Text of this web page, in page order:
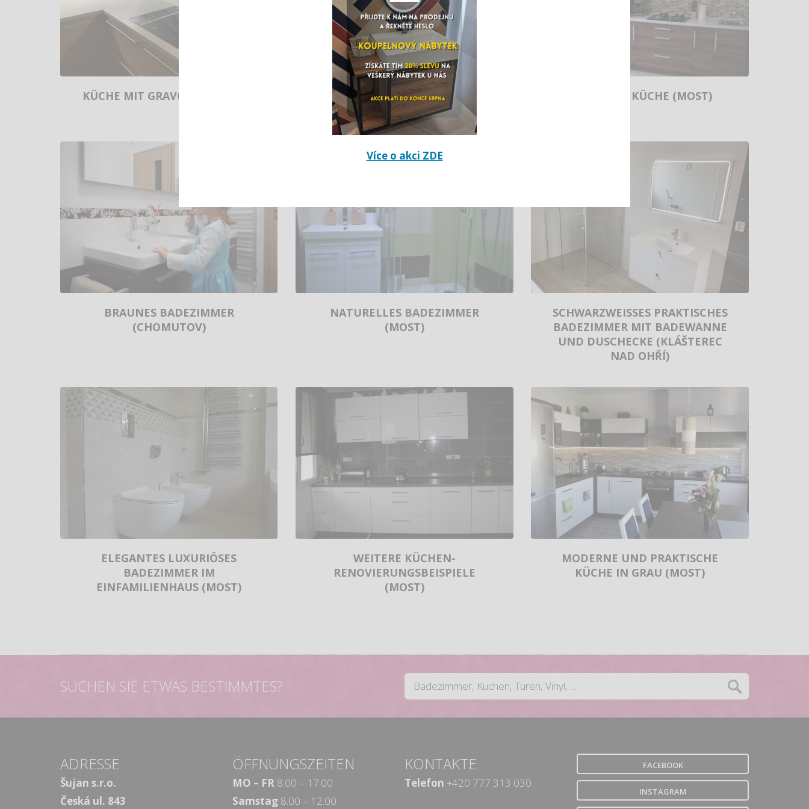
KÜCHE MIT GRAVOGLAS (MOST)
MODERNES GRAU-GELBES
BADEZIMMER (JIRKOV)
L-FÖRMIGE KÜCHE (MOST)
BRAUNES BADEZIMMER
(CHOMUTOV)
NATURELLES BADEZIMMER
(MOST)
SCHWARZWEISSES PRAKTISCHES
BADEZIMMER MIT BADEWANNE
UND DUSCHECKE (KLÁŠTEREC
NAD OHŘÍ)
ELEGANTES LUXURIÖSES
BADEZIMMER IM
EINFAMILIENHAUS (MOST)
WEITERE KÜCHEN-
RENOVIERUNGSBEISPIELE
(MOST)
MODERNE UND PRAKTISCHE
KÜCHE IN GRAU (MOST)
SUCHEN SIE ETWAS BESTIMMTES?
ADRESSE
Šujan s.r.o.
Česká ul. 843
ÖFFNUNGSZEITEN
MO – FR 8.00 – 17.00
Samstag 8.00 – 12.00
KONTAKTE
Telefon +420 777 313 030
FACEBOOK
INSTAGRAM
Více o akci ZDE